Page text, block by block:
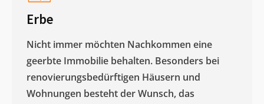
Erbe
Nicht immer möchten Nachkommen eine
geerbte Immobilie behalten. Besonders bei
renovierungsbedürftigen Häusern und
Wohnungen besteht der Wunsch, das